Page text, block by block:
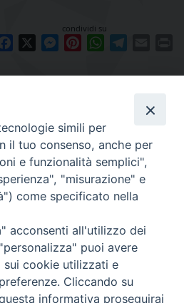
condividi su
Facebook Messenger
PinterestWhatsApp
simili per
il tuo consenso, anche per
e funzionalità semplici",
"misurazione" e
come specificato nella
acconsenti all'utilizzo dei
puoi avere
cookie utilizzati e
Cliccando su
informativa proseguirai